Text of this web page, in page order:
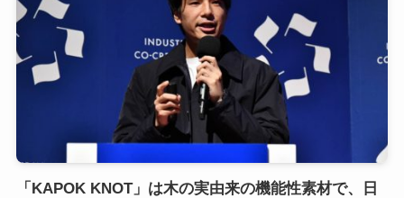
「KAPOK KNOT」は木の実由来の機能性素材で、日